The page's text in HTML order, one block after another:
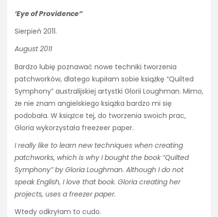
‘Eye of Providence”
Sierpień 2011.
August 2011
Bardzo lubię poznawać nowe techniki tworzenia
patchworków, dlatego kupiłam sobie książkę “Quilted
Symphony” australijskiej artystki Glorii Loughman. Mimo,
że nie znam angielskiego książka bardzo mi się
podobała. W książce tej, do tworzenia swoich prac,
Gloria wykorzystała freezeer paper.
I really like to learn new techniques when creating
patchworks, which is why I bought the book “Quilted
Symphony” by Gloria Loughman. Although I do not
speak English, I love that book. Gloria creating her
projects, uses a freezer paper.
Wtedy odkryłam to cudo.